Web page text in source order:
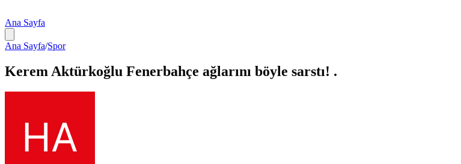
Ana Sayfa
Ana Sayfa/Spor
Kerem Aktürkoğlu Fenerbahçe ağlarını böyle sarstı! .